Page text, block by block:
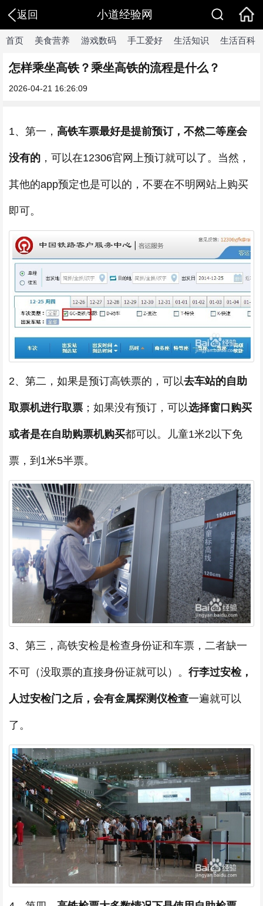
返回 小道经验网
首页 美食营养 游戏数码 手工爱好 生活知识 生活百科
怎样乘坐高铁？乘坐高铁的流程是什么？
2026-04-21 16:26:09
1、第一， 高铁车票最好是提前预订，不然二等座会
没有的 ，可以在12306官网上预订就可以了。当然，
其他的app预定也是可以的，不要在不明网站上购买
即可。
2、第二，如果是预订高铁票的，可以去车站的自助
取票机进行取票 ；如果没有预订，可以选择窗口购买
或者是在自助购票机购买都可以。儿童1米2以下免
票，到1米5半票。
3、第三，高铁安检是检查身份证和车票，二者缺一
不可（没取票的直接身份证就可以）。 行李过安检，
人过安检门之后，会有金属探测仪检查一遍就可以
了。